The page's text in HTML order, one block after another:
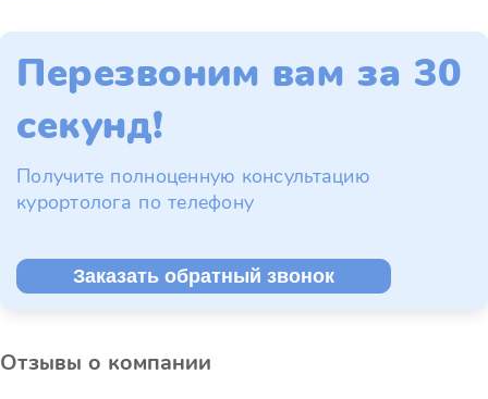
Перезвоним вам за 30
секунд!
Получите полноценную консультацию
курортолога по телефону
Заказать обратный звонок
Отзывы о компании